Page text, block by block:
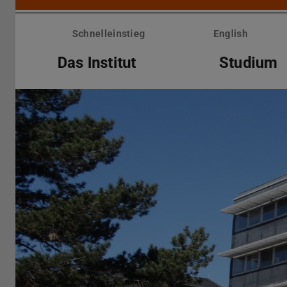
Menü
überspringenSchnelleinstieg English
Das Institut Studium